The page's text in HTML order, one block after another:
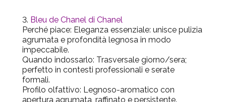
Bleu de Chanel di Chanel
Perché piace: Eleganza essenziale: unisce pulizia
agrumata e profondità legnosa in modo
impeccabile.
Quando indossarlo: Trasversale giorno/sera;
perfetto in contesti professionali e serate
formali.
Profilo olfattivo: Legnoso-aromatico con
apertura agrumata, raffinato e persistente.